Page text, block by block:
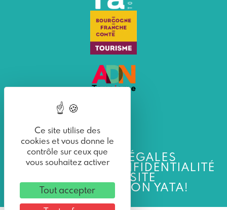
MENTIONS LÉGALES
POLITIQUE DE CONFIDENTIALITÉ
PLAN DU SITE
UNE RÉALISATION YATA!
Ce site utilise des
cookies et vous donne le
contrôle sur ceux que
vous souhaitez activer
Tout accepter